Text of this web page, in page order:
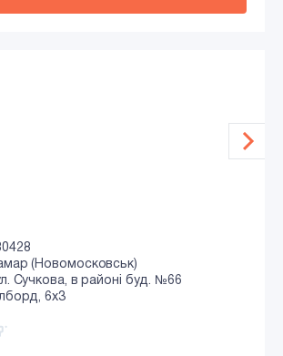
(Новомосковськ)
Сучкова, в районі буд. №66
6х3